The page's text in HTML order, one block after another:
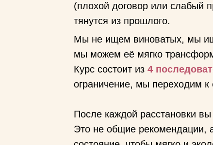
(плохой договор или слабый
тянутся из прошлого.
Мы не ищем виноватых, мы
мы можем её мягко
Курс состоит из 4
ограничение, мы переходим
После каждой расстановки вы
Это не общие рекомендации,